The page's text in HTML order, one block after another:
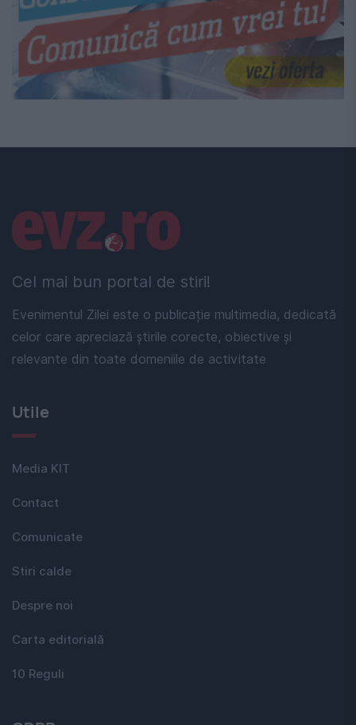
Cel mai bun portal de stiri!
Evenimentul Zilei este o publicație multimedia, dedicată
celor care apreciază știrile corecte, obiective și
relevante din toate domeniile de activitate
Linkuri utile
Utile
Media KIT
Contact
Comunicate
Stiri calde
Despre noi
Carta editorială
10 Reguli